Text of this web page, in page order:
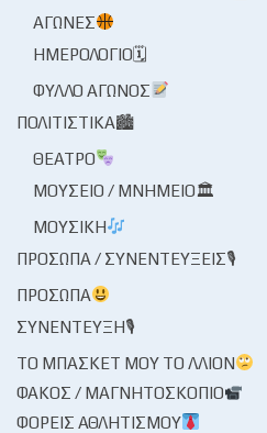
ΑΓΏΝΕΣ
ΗΜΕΡΟΛΌΓΙΟ🗓
ΦΎΛΛΟ ΑΓΏΝΟΣ
ΠΟΛΙΤΙΣΤΙΚΆ🏙
ΘΈΑΤΡΟ
ΜΟΥΣΕΊΟ / ΜΝΗΜΕΊΟ🏛
ΜΟΥΣΙΚΉ
ΠΡΌΣΩΠΑ / ΣΥΝΕΝΤΕΎΞΕΙΣ🎙
ΠΡΌΣΩΠΑ
ΣΥΝΈΝΤΕΥΞΗ🎙
ΤΟ ΜΠΆΣΚΕΤ ΜΟΥ ΤΟ ΛΛΊΟΝ
ΦΑΚΌΣ / ΜΑΓΝΗΤΟΣΚΌΠΙΟ
ΦΟΡΕΊΣ ΑΘΛΗΤΙΣΜΟΎ